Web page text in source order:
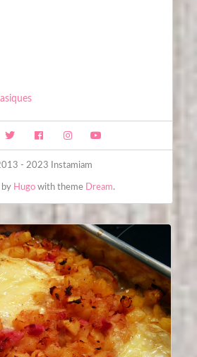
- 2023 Instamiam
by Hugowith theme Dream.